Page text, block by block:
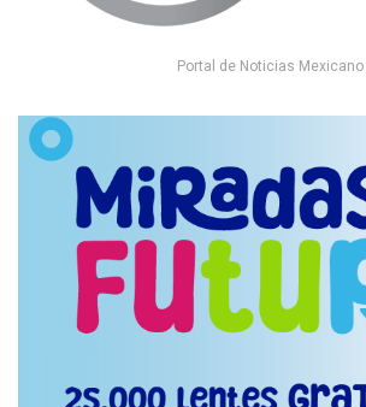
Portal de Noticias Mexicano